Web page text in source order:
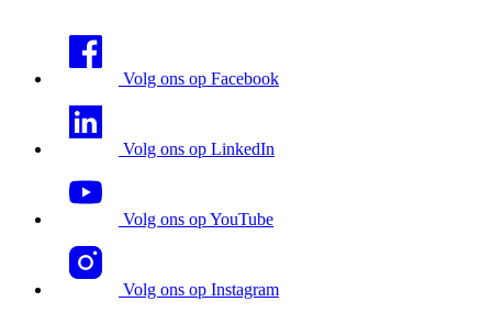
Volg ons op Facebook
Volg ons op LinkedIn
Volg ons op YouTube
Volg ons op Instagram